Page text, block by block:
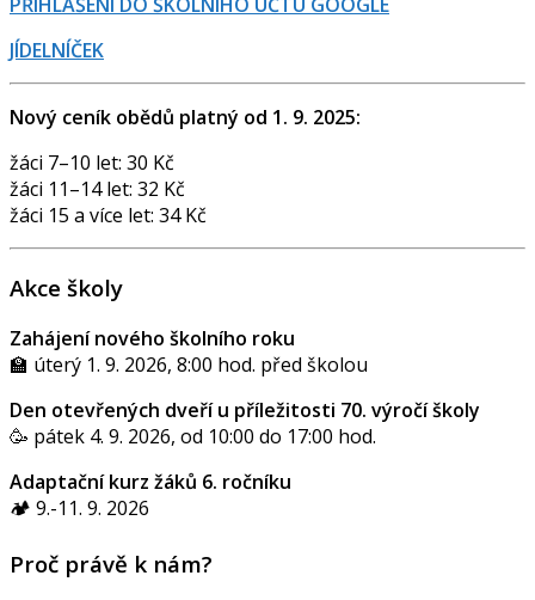
JÍDELNÍČEK
Nový ceník obědů platný od 1. 9. 2025:
žáci 7–10 let: 30 Kč
žáci 11–14 let: 32 Kč
žáci 15 a více let: 34 Kč
Akce školy
Zahájení nového školního roku
🏫 úterý 1. 9. 2026, 8:00 hod. před školou
Den otevřených dveří u příležitosti 70. výročí školy
🥳 pátek 4. 9. 2026, od 10:00 do 17:00 hod.
Adaptační kurz žáků 6. ročníku
🏕️ 9.-11. 9. 2026
Proč právě k nám?